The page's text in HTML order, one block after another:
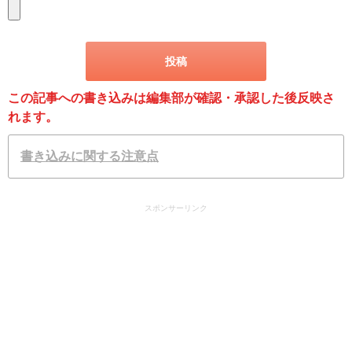
この記事への書き込みは編集部が確認・承認した後反映さ
れます。
書き込みに関する注意点
スポンサーリンク